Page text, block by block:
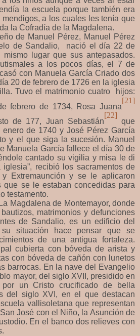
la escuela porque también era
a los cuales les tenía que
la Cofradía de la Magdalena.
de Manuel Pérez, Manuel Pérez
de Sandalio, nació el día 22 de
lugar que sus antepasados.
a los pocos días, el 7 de
con Manuela García Criado dos
20 de febrero de 1726 en la iglesia
Tuvo el matrimonio cuatro hijos:
febrero de 1734, Rosa Juana
[21]
de 177, Juan Sebastián
[22]
que
de 1740 y José Pérez García
y el que siga la sucesión. Manuel
Manuela García fallece el día 30 de
cantado su vigilia y misa le di
recibió los sacramentos de
y Extremaunción y se le aplicaron
que se le estaban concedidas para
testamento.
Magdalena de Montemayor, donde
matrimonios y defunciones
de Sandalio, es un edificio del
situación hace pensar que se
de una antigua fortaleza.
cubierta con bóveda de arista y
con bóveda de cañón con lunetos
barrocas. En la nave del Evangelio
mayor, del siglo XVII, presidido en
un Cristo crucificado de bella
del siglo XVI, en el que destacan
vallisoletana que representan
José con el Niño, la Asunción de
En el banco dos relieves con